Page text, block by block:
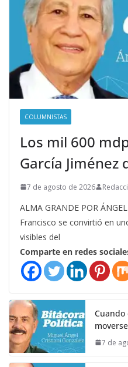
COLUMNISTAS
Los mil 600
García Jiménez
7 de agosto de 2026
ALMA GRANDE POR
Francisco se convirtió en
visibles del
Comparte en redes
Cuando
7 de